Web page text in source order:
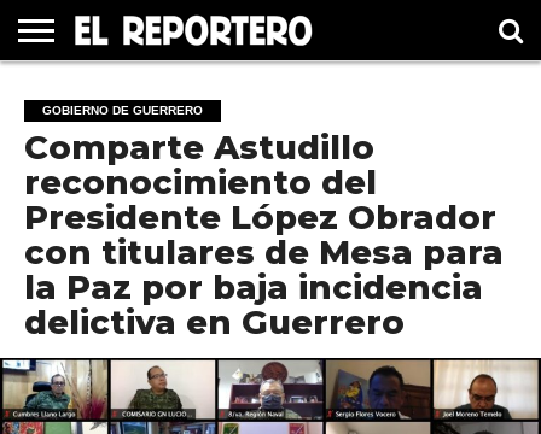
ELECCIÓN
2021
PRINCIPAL
MÉXICO
INTERNACIONAL
#UNMUNDOFELIZ
CULTURA
CINE
GOBIERNO DE GUERRERO
Comparte Astudillo
reconocimiento del
Presidente López Obrador
con titulares de Mesa para
la Paz por baja incidencia
delictiva en Guerrero